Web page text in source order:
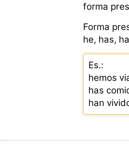
forma
Forma
he, has,
Es.:
hemos
has
han